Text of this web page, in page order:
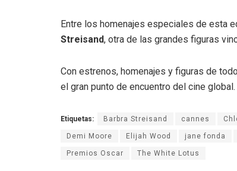
Entre los homenajes especiales de esta
Streisand, otra de las grandes figuras
Con estrenos, homenajes y figuras de
el gran punto de encuentro del cine global.
Etiquetas: Barbra Streisand cannes
Demi Moore Elijah Wood jane fonda
Premios Oscar The White Lotus